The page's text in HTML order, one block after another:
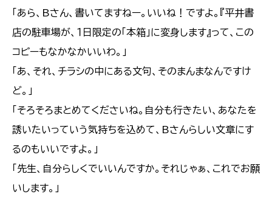
「あら、Bさん、書いてますねー。いいね！ですよ。『平井書
店の駐車場が、１日限定の「本箱」に変身します』って、この
コピーもなかなかいいわ。」
「あ、それ、チラシの中にある文句、そのまんまなんですけ
ど。」
「そろそろまとめてくださいね。自分も行きたい、あなたを
誘いたいっていう気持ちを込めて、Bさんらしい文章にす
るのもいいですよ。」
「先生、自分らしくでいいんですか。それじゃぁ、これでお願
いします。」